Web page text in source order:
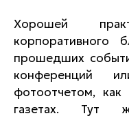
Хорошей
корпоративного
прошедших
конференций
фотоотчетом,
газетах. Тут